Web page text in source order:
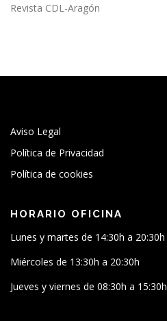
Revista CDL-Aragón
Aviso Legal
Política de Privacidad
Política de cookies
HORARIO OFICINA
Lunes y martes de 14:30h a 20:30h
Miércoles de 13:30h a 20:30h
Jueves y viernes de 08:30h a 15:30h